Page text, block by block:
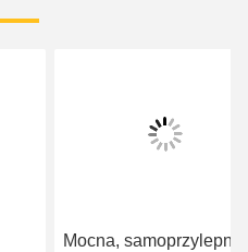
Mocna, samoprzylepna,